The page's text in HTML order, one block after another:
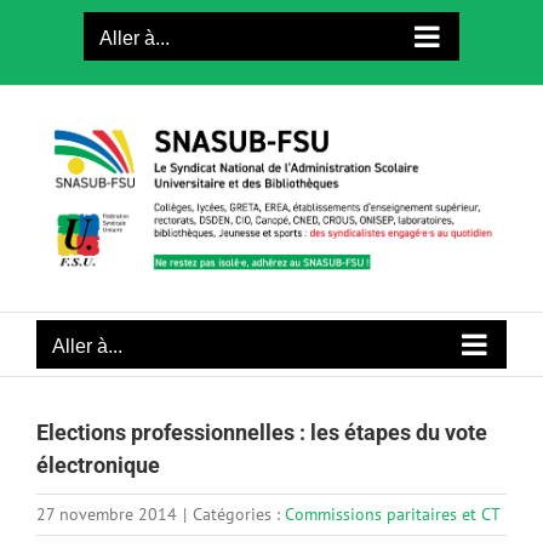
Aller à...
Aller à...
Elections professionnelles : les étapes du vote
électronique
27 novembre 2014 | Catégories : Commissions paritaires et CT